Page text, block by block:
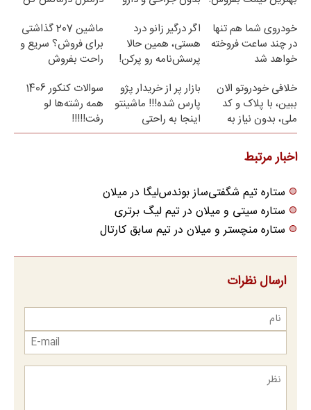
خودروی شما هم تنها
در چند ساعت فروخته
خواهد شد
اگر درگیر زانو درد
هستی، همین حالا
پرسش‌نامه رو پرکن!
ماشین 207 گذاشتی
برای فروش؟ سریع و
راحت بفروش
خلافی خودروتو الان
ببین، با پلاک و کد
ملی، بدون نیاز به
مراجعه حضوری
بازار پر از خریدار پژو
پارس شده!!! ماشینتو
اینجا به راحتی
بفروش
سوالات کنکور 1406
همه رشته‌ها لو
رفت!!!!!
اخبار مرتبط
ستاره تیم شگفتی‌ساز بوندس‌لیگا در میلان
ستاره سیتی و میلان در تیم لیگ برتری
ستاره منچستر و میلان در تیم سابق کارتال
ارسال نظرات